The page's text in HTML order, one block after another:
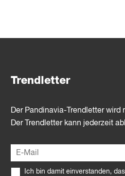
Trendletter
Der Pandinavia-Trendletter wird
Der Trendletter kann jederzeit
Ich bin damit einverstanden,